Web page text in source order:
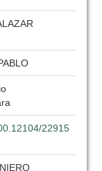
22915